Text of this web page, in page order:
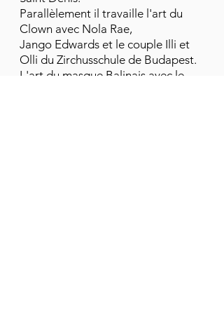
Parallèlement il travaille l'art du
Clown avec Nola Rae,
Jango Edwards et le couple Illi et
Olli du Zirchusschule de Budapest.
L'art du masque Balinais avec le